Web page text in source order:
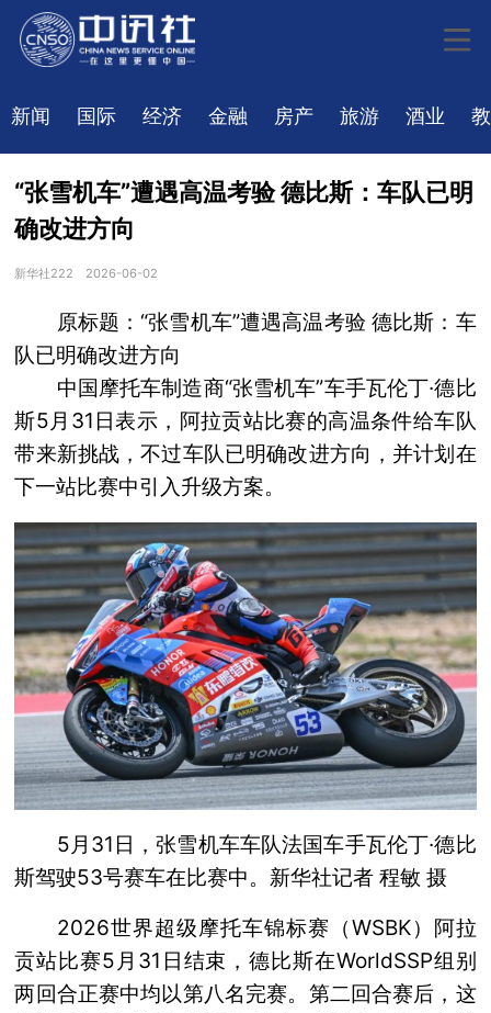
新闻 国际 经济 金融 房产 旅游 酒业
“张雪机车”遭遇高温考验 德比斯：车队已明
确改进方向
新华社222 2026-06-02
原标题：“张雪机车”遭遇高温考验 德比斯：车
队已明确改进方向
中国摩托车制造商“张雪机车”车手瓦伦丁·德比
斯5月31日表示，阿拉贡站比赛的高温条件给车队
带来新挑战，不过车队已明确改进方向，并计划在
下一站比赛中引入升级方案。
5月31日，张雪机车车队法国车手瓦伦丁·德比
斯驾驶53号赛车在比赛中。新华社记者 程敏 摄
2026世界超级摩托车锦标赛（WSBK）阿拉
贡站比赛5月31日结束，德比斯在WorldSSP组别
两回合正赛中均以第八名完赛。第二回合赛后，这